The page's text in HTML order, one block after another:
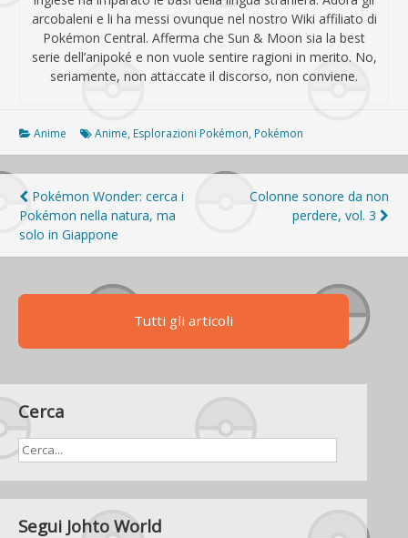
arcobaleni e li ha messi ovunque nel nostro Wiki affiliato di
Pokémon Central. Afferma che Sun & Moon sia la best
serie dell’anipoké e non vuole sentire ragioni in merito. No,
seriamente, non attaccate il discorso, non conviene.
Anime Anime, Esplorazioni Pokémon, Pokémon
Navigazione
articoli
Pokémon Wonder: cerca i
Pokémon nella natura, ma
solo in Giappone
Colonne sonore da non
perdere, vol. 3
Tutti gli articoli
Cerca
Segui Johto World